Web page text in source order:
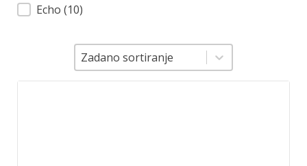
Brend
Echo (10)
Sortiranje
Zadano sortiranje
Sortiranje